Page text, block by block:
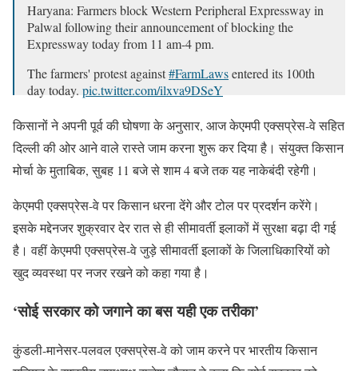
Haryana: Farmers block Western Peripheral Expressway in
Palwal following their announcement of blocking the
Expressway today from 11 am-4 pm.
The farmers' protest against#FarmLawsentered its 100th
day today. pic.twitter.com/ilxva9DSeY
— ANI (@ANI)March 6, 2021
किसानों ने अपनी पूर्व की घोषणा के अनुसार, आज केएमपी एक्सप्रेस-वे सहित
दिल्ली की ओर आने वाले रास्ते जाम करना शुरू कर दिया है। संयुक्त किसान
मोर्चा के मुताबिक, सुबह 11 बजे से शाम 4 बजे तक यह नाकेबंदी रहेगी।
केएमपी एक्सप्रेस-वे पर किसान धरना देंगे और टोल पर प्रदर्शन करेंगे।
इसके मद्देनजर शुक्रवार देर रात से ही सीमावर्ती इलाकों में सुरक्षा बढ़ा दी गई
है। वहीं केएमपी एक्सप्रेस-वे जुड़े सीमावर्ती इलाकों के जिलाधिकारियों को
खुद व्यवस्था पर नजर रखने को कहा गया है।
‘सोई सरकार को जगाने का बस यही एक तरीका’
कुंडली-मानेसर-पलवल एक्सप्रेस-वे को जाम करने पर भारतीय किसान